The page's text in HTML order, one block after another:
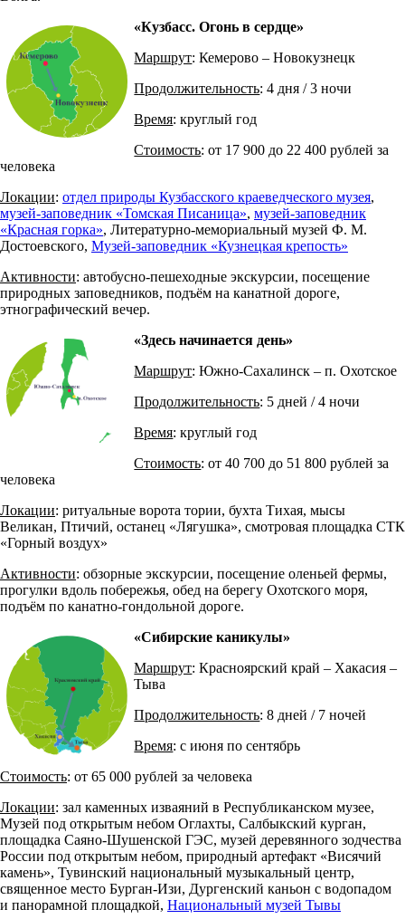
«Кузбасс. Огонь в сердце»
Маршрут: Кемерово – Новокузнецк
Продолжительность: 4 дня / 3 ночи
Время: круглый год
Стоимость: от 17 900 до 22 400 рублей за
человека
Локации: отдел природы Кузбасского краеведческого музея,
музей-заповедник «Томская Писаница», музей-заповедник
«Красная горка», Литературно-мемориальный музей Ф. М.
Достоевского, Музей-заповедник «Кузнецкая крепость»
Активности: автобусно-пешеходные экскурсии, посещение
природных заповедников, подъём на канатной дороге,
этнографический вечер.
«Здесь начинается день»
Маршрут: Южно-Сахалинск – п. Охотское
Продолжительность: 5 дней / 4 ночи
Время: круглый год
Стоимость: от 40 700 до 51 800 рублей за
человека
Локации: ритуальные ворота тории, бухта Тихая, мысы
Великан, Птичий, останец «Лягушка», смотровая площадка СТК
«Горный воздух»
Активности: обзорные экскурсии, посещение оленьей фермы,
прогулки вдоль побережья, обед на берегу Охотского моря,
подъём по канатно-гондольной дороге.
«Сибирские каникулы»
Маршрут: Красноярский край – Хакасия –
Тыва
Продолжительность: 8 дней / 7 ночей
Время: с июня по сентябрь
Стоимость: от 65 000 рублей за человека
Локации: зал каменных изваяний в Республиканском музее,
Музей под открытым небом Оглахты, Салбыкский курган,
площадка Саяно-Шушенской ГЭС, музей деревянного зодчества
России под открытым небом, природный артефакт «Висячий
камень», Тувинский национальный музыкальный центр,
священное место Бурган-Изи, Дургенский каньон с водопадом
и панорамной площадкой, Национальный музей Тывы